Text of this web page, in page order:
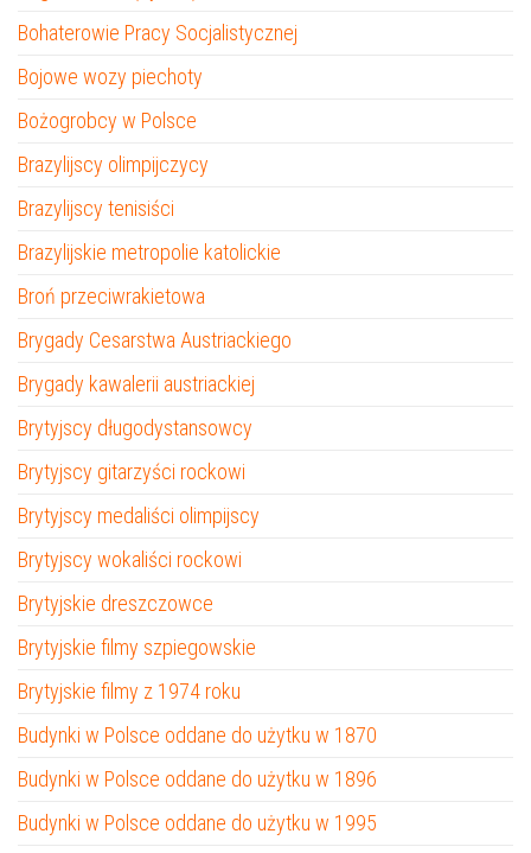
Bohaterowie Pracy Socjalistycznej
Bojowe wozy piechoty
Bożogrobcy w Polsce
Brazylijscy olimpijczycy
Brazylijscy tenisiści
Brazylijskie metropolie katolickie
Broń przeciwrakietowa
Brygady Cesarstwa Austriackiego
Brygady kawalerii austriackiej
Brytyjscy długodystansowcy
Brytyjscy gitarzyści rockowi
Brytyjscy medaliści olimpijscy
Brytyjscy wokaliści rockowi
Brytyjskie dreszczowce
Brytyjskie filmy szpiegowskie
Brytyjskie filmy z 1974 roku
Budynki w Polsce oddane do użytku w 1870
Budynki w Polsce oddane do użytku w 1896
Budynki w Polsce oddane do użytku w 1995